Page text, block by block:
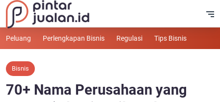
Peluang Perlengkapan Bisnis Regulasi Tips Bisnis
Bisnis
70+ Nama Perusahaan yang